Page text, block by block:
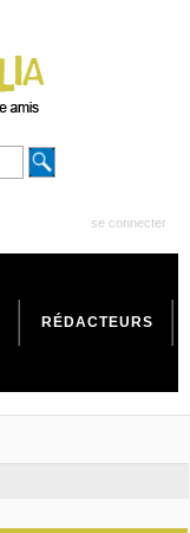
se connecter
RÉDACTEURS